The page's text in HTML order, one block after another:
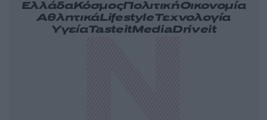
ΕλλάδαΚόσμοςΠολιτικήΟικονομία
ΑθλητικάLifestyleΤεχνολογία
ΥγείαTasteitMediaDriveit